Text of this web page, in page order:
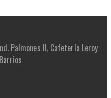
Palmones II, Cafetería Leroy